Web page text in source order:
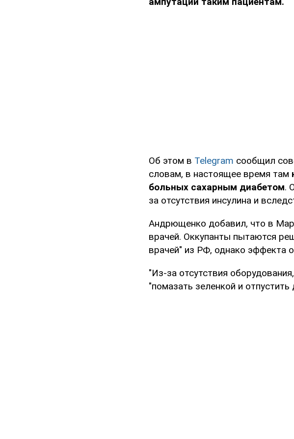
Об этом в Telegram сообщил
словам, в настоящее время там
больных сахарным диабетом.
за отсутствия инсулина и
Андрющенко добавил, что в
врачей. Оккупанты пытаются
врачей" из РФ, однако эффекта
"Из-за отсутствия
"помазать зеленкой и